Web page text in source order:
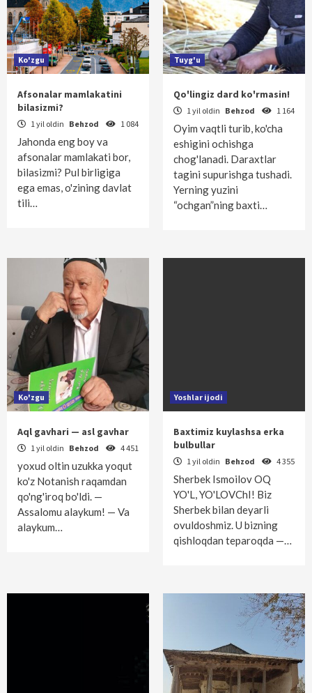
Ko'zgu
Afsonalar mamlakatini
bilasizmi?
1 yil oldin Behzod 1 084
Jahonda eng boy va
afsonalar mamlakati bor,
bilasizmi? Pul birligiga
ega emas, o'zining davlat
tili…
Tuyg'u
Qo'lingiz dard ko'rmasin!
1 yil oldin Behzod 1 164
Oyim vaqtli turib, ko'cha
eshigini ochishga
chog'lanadi. Daraxtlar
tagini supurishga tushadi.
Yerning yuzini
“ochgan”ning baxti…
Ko'zgu
Aql gavhari — asl gavhar
1 yil oldin Behzod 4 451
yoxud oltin uzukka yoqut
ko'z Notanish raqamdan
qo'ng'iroq bo'ldi. —
Assalomu alaykum! — Va
alaykum…
Yoshlar ijodi
Baxtimiz kuylashsa erka
bulbullar
1 yil oldin Behzod 4 355
Sherbek Ismoilov OQ
YO'L, YO'LOVChI! Biz
Sherbek bilan deyarli
ovuldoshmiz. U bizning
qishloqdan teparoqda —…